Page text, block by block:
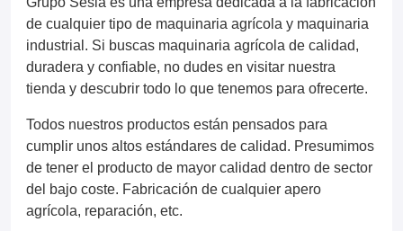
de cualquier tipo de maquinaria agrícola y maquinaria
industrial. Si buscas maquinaria agrícola de calidad,
duradera y confiable, no dudes en visitar nuestra
tienda y descubrir todo lo que tenemos para ofrecerte.
Todos nuestros productos están pensados para
cumplir unos altos estándares de calidad. Presumimos
de tener el producto de mayor calidad dentro de sector
del bajo coste. Fabricación de cualquier apero
agrícola, reparación, etc.